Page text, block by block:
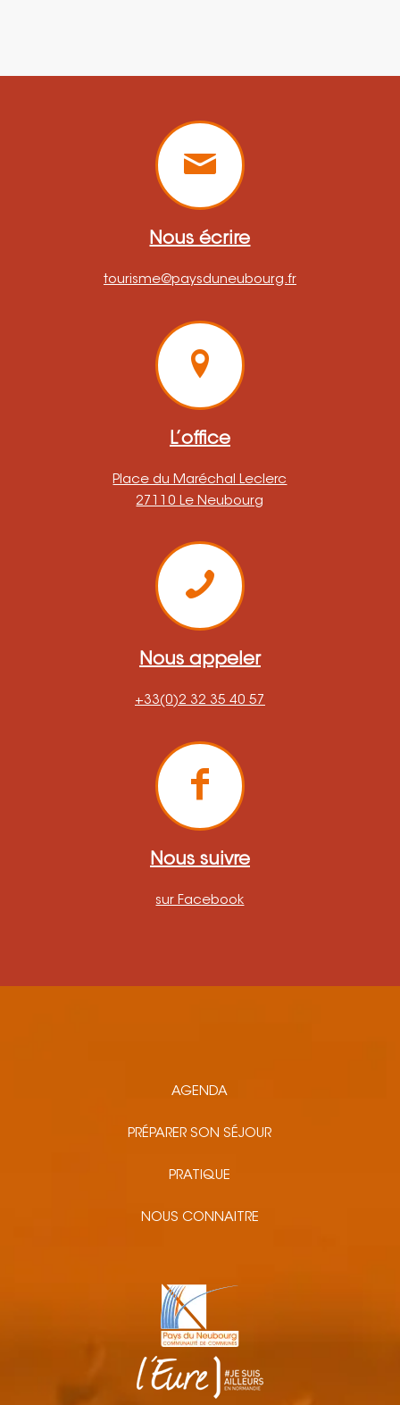
Nous écrire
tourisme@paysduneubourg.fr
L’office
Place du Maréchal Leclerc
27110 Le Neubourg
Nous appeler
+33(0)2 32 35 40 57
Nous suivre
sur Facebook
AGENDA
PRÉPARER SON SÉJOUR
PRATIQUE
NOUS CONNAITRE